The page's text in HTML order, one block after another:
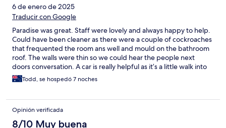
6 de enero de 2025
Traducir con Google
Paradise was great. Staff were lovely and always happy to help.
Could have been cleaner as there were a couple of cockroaches
that frequented the room ans well and mould on the bathroom
roof. The walls were thin so we could hear the people next
doors conversation. A car is really helpful as it’s a little walk into
town. Great facility
Todd, se hospedó 7 noches
Opinión verificada
8/10 Muy buena